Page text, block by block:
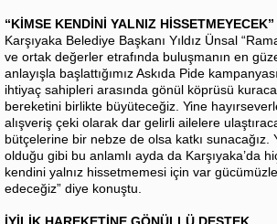
“KİMSE KENDİNİ YALNIZ HİSSETMEYECEK”
Karşıyaka Belediye Başkanı Yıldız Ünsal
ve ortak değerler etrafında buluşmanın en
anlayışla başlattığımız Askıda Pide
ihtiyaç sahipleri arasında gönül köprüsü
bereketini birlikte büyüteceğiz. Yine
alışveriş çeki olarak dar gelirli ailelere
bütçelerine bir nebze de olsa katkı sunacağız.
olduğu gibi bu anlamlı ayda da Karşıyaka’da
kendini yalnız hissetmemesi için var
edeceğiz” diye konuştu.